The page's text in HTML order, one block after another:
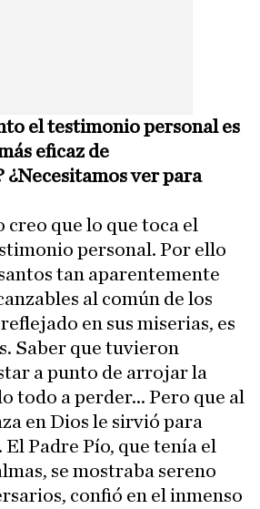
el testimonio personal es
eficaz de
¿Necesitamos ver para
creo que lo que toca el
personal. Por ello
tan aparentemente
al común de los
en sus miserias, es
Saber que tuvieron
a punto de arrojar la
todo a perder... Pero que al
en Dios le sirvió para
Padre Pío, que tenía el
se mostraba sereno
confió en el inmenso